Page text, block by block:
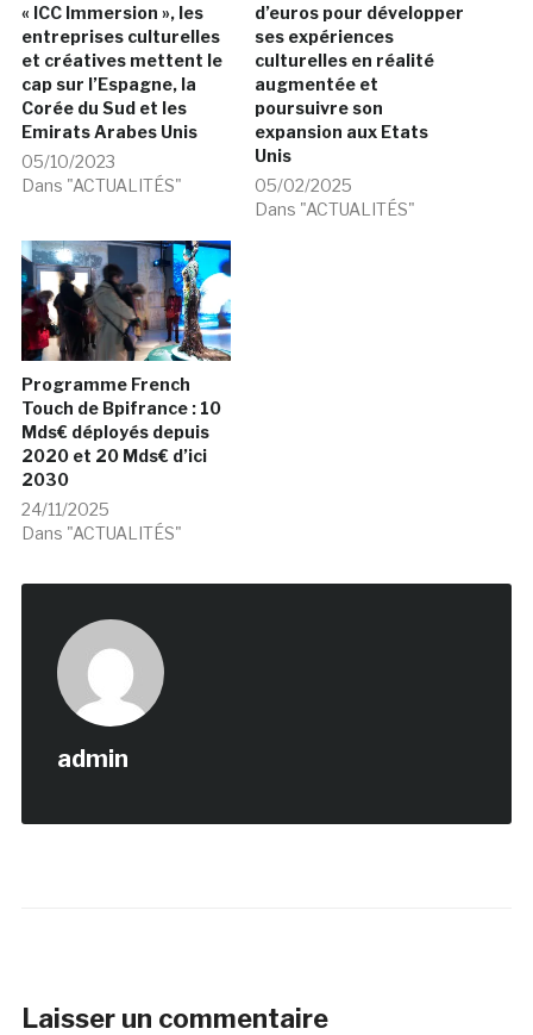
« ICC Immersion », les
entreprises culturelles
et créatives mettent le
cap sur l’Espagne, la
Corée du Sud et les
Emirats Arabes Unis
05/10/2023
Dans "ACTUALITÉS"
d’euros pour développer
ses expériences
culturelles en réalité
augmentée et
poursuivre son
expansion aux Etats
Unis
05/02/2025
Dans "ACTUALITÉS"
Programme French
Touch de Bpifrance : 10
Mds€ déployés depuis
2020 et 20 Mds€ d’ici
2030
24/11/2025
Dans "ACTUALITÉS"
admin
Laisser un commentaire